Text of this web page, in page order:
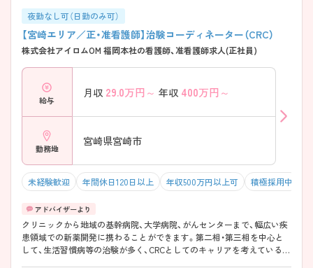
夜勤なし可（日勤のみ可）
【宮崎エリア／正・准看護師】治験コーディネーター（CRC）
株式会社アイロムOM 福岡本社の看護師、准看護師求人(正社員)
給与
月収 29.0万円～ 年収 400万円～
勤務地
宮崎県宮崎市
未経験歓迎 年間休日120日以上 年収500万円以上可 積極採用中
クリニックから地域の基幹病院、大学病院、がんセンターまで、幅広い疾
患領域での新薬開発に携わることができます。第二相・第三相を中心と
して、生活習慣病等の治験が多く、CRCとしてのキャリアを考えている方